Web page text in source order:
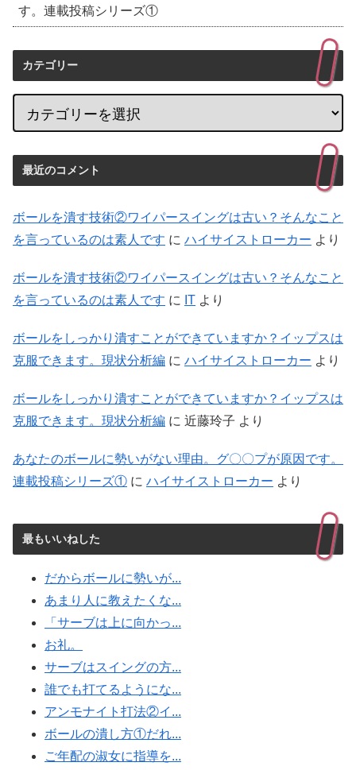
す。連載投稿シリーズ①
カテゴリー
最近のコメント
ボールを潰す技術②ワイパースイングは古い？そんなこと
を言っているのは素人です に ハイサイストローカー より
ボールを潰す技術②ワイパースイングは古い？そんなこと
を言っているのは素人です に IT より
ボールをしっかり潰すことができていますか？イップスは
克服できます。現状分析編 に ハイサイストローカー より
ボールをしっかり潰すことができていますか？イップスは
克服できます。現状分析編 に 近藤玲子 より
あなたのボールに勢いがない理由。グ〇〇プが原因です。
連載投稿シリーズ① に ハイサイストローカー より
最もいいねした
だからボールに勢いが...
あまり人に教えたくな...
「サーブは上に向かっ...
お礼。
サーブはスイングの方...
誰でも打てるようにな...
アンモナイト打法②イ...
ボールの潰し方①だれ...
ご年配の淑女に指導を...